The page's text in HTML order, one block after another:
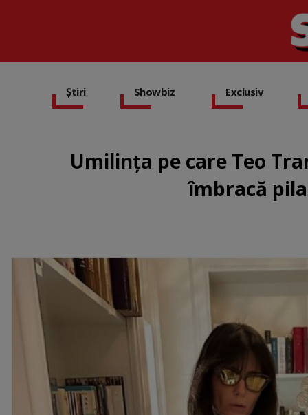
Știri Showbiz Exclusiv
Umilința pe care Teo
îmbracă